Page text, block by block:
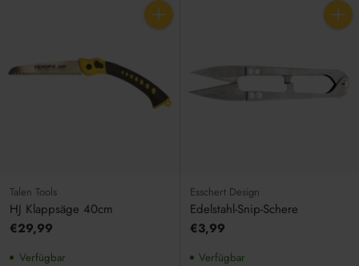
Anzahl
Talen Tools
HJ Klappsäge 40cm
€29,99
Verfügbar
Anzahl
Esschert Design
Edelstahl-Snip-Schere
€3,99
Verfügbar